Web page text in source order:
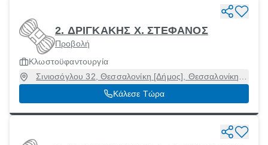
2. ΔΡΙΓΚΑΚΗΣ Χ. ΣΤΕΦΑΝΟΣ
Προβολή
Κλωστοϋφαντουργία
Σινιοσόγλου 32, Θεσσαλονίκη [Δήμος], Θεσσαλονίκη,
54453
Κάλεσε Τώρα